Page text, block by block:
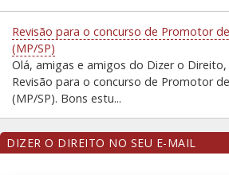
Revisão para o concurso de Promotor
(MP/SP)
Olá, amigas e amigos do Dizer o Direito,
Revisão para o concurso de Promotor
(MP/SP). Bons estu...
DIZER O DIREITO NO SEU E-MAIL